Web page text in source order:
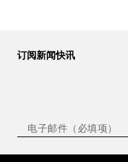
订阅新闻快讯